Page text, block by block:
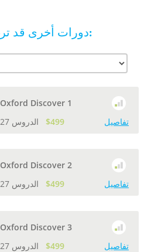
دورات أخرى قد ترغب:
Oxford Discover 1
$499 تفاصيل
Oxford Discover 2
$499 تفاصيل
Oxford Discover 3
$499 تفاصيل